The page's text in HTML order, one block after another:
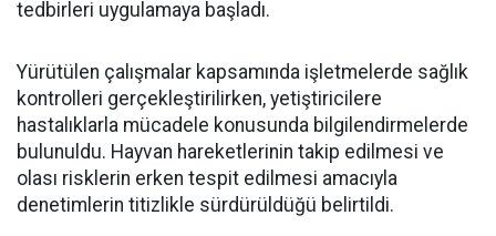
tedbirleri uygulamaya başladı.
Yürütülen çalışmalar kapsamında işletmelerde sağlık
kontrolleri gerçekleştirilirken, yetiştiricilere
hastalıklarla mücadele konusunda bilgilendirmelerde
bulunuldu. Hayvan hareketlerinin takip edilmesi ve
olası risklerin erken tespit edilmesi amacıyla
denetimlerin titizlikle sürdürüldüğü belirtildi.